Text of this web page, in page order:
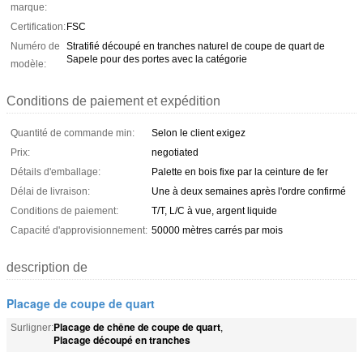
marque:
Certification:FSC
Numéro de
modèle:
Stratifié découpé en tranches naturel de coupe de quart de
Sapele pour des portes avec la catégorie
Conditions de paiement et expédition
Quantité de commande min:
Selon le client exigez
Prix:
negotiated
Détails d'emballage:
Palette en bois fixe par la ceinture de fer
Délai de livraison:
Une à deux semaines après l'ordre confirmé
Conditions de paiement:
T/T, L/C à vue, argent liquide
Capacité d'approvisionnement: 50000 mètres carrés par mois
description de
Placage de coupe de quart
Surligner:Placage de chêne de coupe de quart,
Placage découpé en tranches